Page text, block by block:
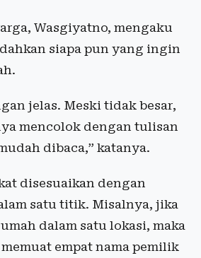
Wasgiyatno, mengaku
siapa pun yang ingin
jelas. Meski tidak besar,
mencolok dengan tulisan
dibaca,” katanya.
disesuaikan dengan
satu titik. Misalnya, jika
dalam satu lokasi, maka
empat nama pemilik